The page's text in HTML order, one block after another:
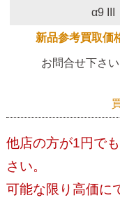
α9
新品参考買取価
お問合せ下さい
他店の方が1円で
さい。
可能な限り高価に